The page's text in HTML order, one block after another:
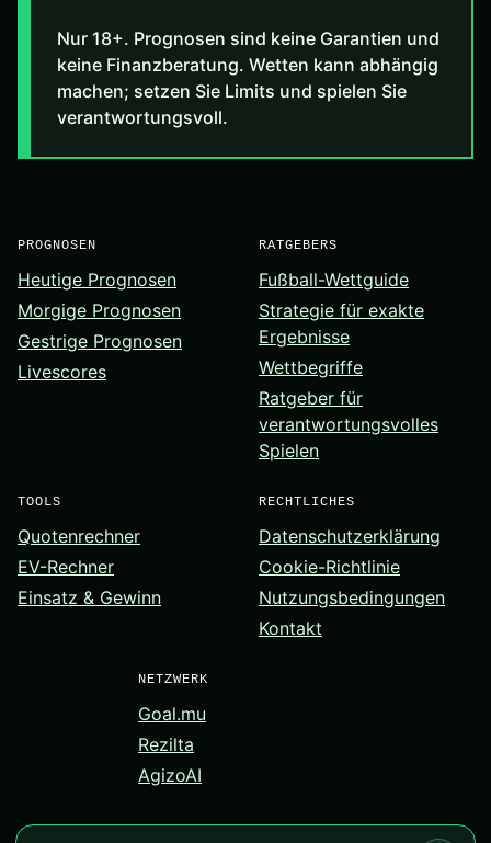
Nur 18+. Prognosen sind keine Garantien und
keine Finanzberatung. Wetten kann abhängig
machen; setzen Sie Limits und spielen Sie
verantwortungsvoll.
PROGNOSEN
Heutige Prognosen
Morgige Prognosen
Gestrige Prognosen
Livescores
RATGEBERS
Fußball-Wettguide
Strategie für exakte
Ergebnisse
Wettbegriffe
Ratgeber für
verantwortungsvolles
Spielen
TOOLS
Quotenrechner
EV-Rechner
Einsatz & Gewinn
RECHTLICHES
Datenschutzerklärung
Cookie-Richtlinie
Nutzungsbedingungen
Kontakt
NETZWERK
Goal.mu
Rezilta
AgizoAI